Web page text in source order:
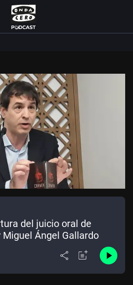
del juicio oral de
Miguel Ángel Gallardo